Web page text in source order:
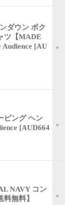
ダウン ボク
ツ【MADE
[AU
ピング ヘン
[AUD664
NAVY コン
無料】